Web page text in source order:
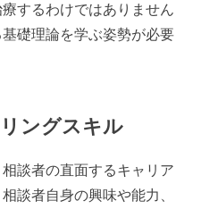
するわけではありません
礎理論を学ぶ姿勢が必要
ングスキル
談者の直面するキャリア
談者自身の興味や能力、